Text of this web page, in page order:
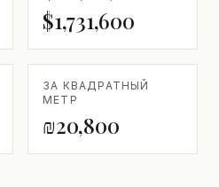
$1,731,600
ЗА КВАДРАТНЫЙ
МЕТР
₪20,800